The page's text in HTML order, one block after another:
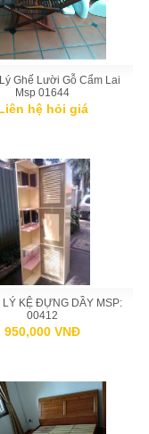
Ghế Lười Gỗ Cẩm Lai
Msp 01644
hệ hỏi giá
LÝ KỆ ĐỰNG DẦY MSP:
00412
950,000 VNĐ